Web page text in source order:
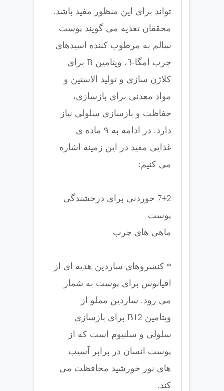
تواند برای این منظور مفید باشد.
محققان تغذیه می گویند پوست
سالم به مرطوب کننده اسیدهای
چرب امگا-3، ویتامین B برای
کلاژن سازی و تولید الاستین و
مواد معدنی برای بازسازی،
حفاظت و بازسازی سلولی نیاز
دارد. در ادامه به ٩ ماده ی
غذایی مفید در این زمینه اشاره
می کنیم:
7+2 خوردنی برای درخشندگی
پوست
ماهی های چرب
* کنسروهای ساردین هدیه ای از
اقیانوس برای پوست به شمار
می رود. ساردین مملو از
ویتامین B12 برای بازسازی
سلولی و سلنیوم است که از
پوست انسان در برابر آسیب
های نور خورشید محافظت می
کند.